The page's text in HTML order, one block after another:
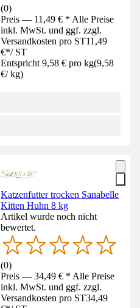
(0)
Preis — 11,49 € * Alle Preise
inkl. MwSt. und ggf. zzgl.
Versandkosten pro ST11,49
€*/ ST
Entspricht 9,58 € pro kg(9,58
€/ kg)
Katzenfutter trocken Sanabelle
Kitten Huhn 8 kg
Artikel wurde noch nicht
bewertet.
(0)
Preis — 34,49 € * Alle Preise
inkl. MwSt. und ggf. zzgl.
Versandkosten pro ST34,49